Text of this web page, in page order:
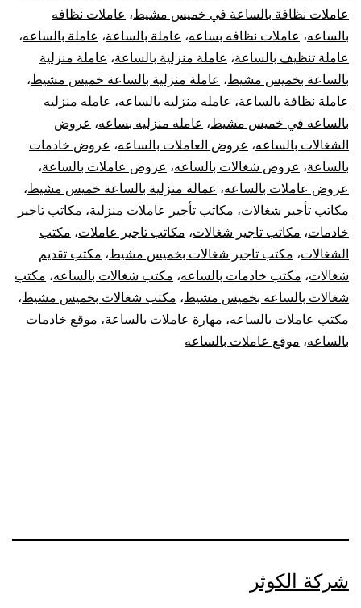
عاملات نظافة بالساعة في خميس مشيط، عاملات نظافه
بالساعه، عاملات نظافه بساعه، عاملة بالساعة، عاملة بالساعه،
عاملة تنظيف بالساعة، عاملة منزلية بالساعة، عاملة منزلية
بالساعة بخميس مشيط، عاملة منزلية بالساعة خميس مشيط،
عاملة نظافة بالساعة، عامله منزليه بالساعه، عامله منزليه
بالساعه في خميس مشيط، عامله منزليه بساعه، عروض
الشغالات بالساعه، عروض العاملات بالساعه، عروض خادمات
بالساعة، عروض شغالات بالساعه، عروض عاملات بالساعة،
عروض عاملات بالساعه، عمالة منزلية بالساعة خميس مشيط،
مكاتب تأجير شغالات، مكاتب تأجير عاملات منزلية، مكاتب تاجير
خادمات، مكاتب تاجير شغالات، مكاتب تاجير عاملات، مكتب
الشغالات، مكتب تاجير شغالات بخميس مشيط، مكتب تقديم
شغالات، مكتب خادمات بالساعه، مكتب شغالات بالساعه، مكتب
شغالات بالساعه بخميس مشيط، مكتب شغالات بخميس مشيط،
مكتب عاملات بالساعه، مهارة عاملات بالساعة، موقع خادمات
بالساعه، موقع عاملات بالساعه
شركة الكوثر